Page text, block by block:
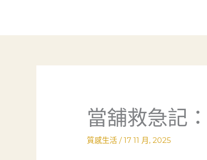
主
當舖救急記
質感生活 /17 11 月, 2025